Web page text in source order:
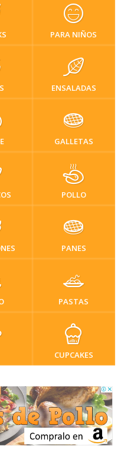
PARA NIÑOS
ENSALADAS
GALLETAS
POLLO
PANES
PASTAS
CUPCAKES